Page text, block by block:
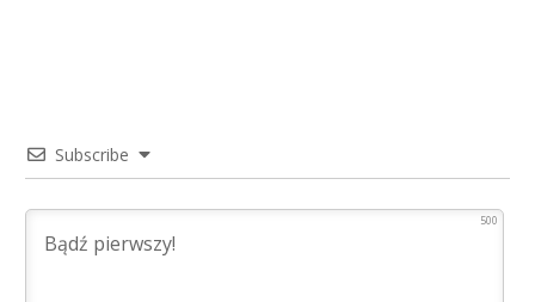
Subscribe
500